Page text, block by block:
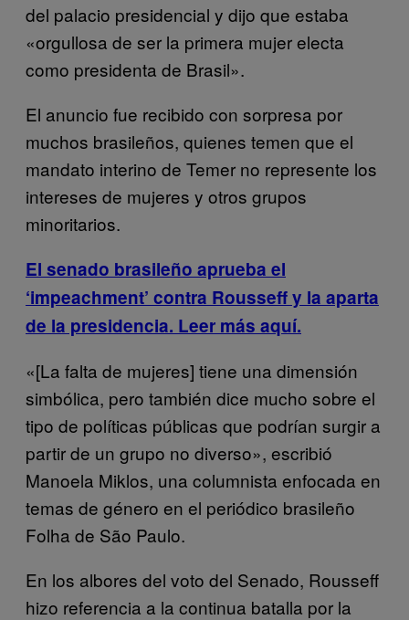
del palacio presidencial y dijo que estaba
«orgullosa de ser la primera mujer electa
como presidenta de Brasil».
El anuncio fue recibido con sorpresa por
muchos brasileños, quienes temen que el
mandato interino de Temer no represente los
intereses de mujeres y otros grupos
minoritarios.
El senado brasileño aprueba el
‘impeachment’ contra Rousseff y la aparta
de la presidencia. Leer más aquí.
«[La falta de mujeres] tiene una dimensión
simbólica, pero también dice mucho sobre el
tipo de políticas públicas que podrían surgir a
partir de un grupo no diverso», escribió
Manoela Miklos, una columnista enfocada en
temas de género en el periódico brasileño
Folha de São Paulo.
En los albores del voto del Senado, Rousseff
hizo referencia a la continua batalla por la